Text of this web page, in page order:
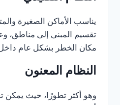
يناسب الأماكن الصغيرة
تقسيم المبنى إلى مناطق،
مكان الخطر بشكل عام
النظام المعنون
وهو أكثر تطورًا، حيث يمكن